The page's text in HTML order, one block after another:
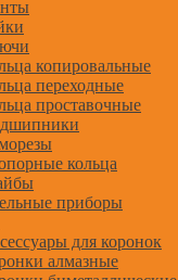
копировальные
переходные
проставочные
кольца
приборы
для коронок
алмазные